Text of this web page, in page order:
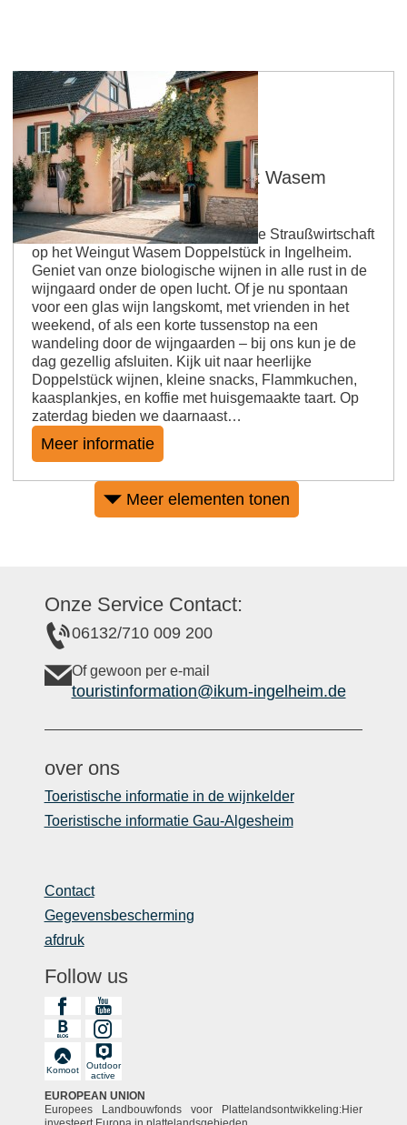
Ingelheim
Straußwirtschaft im Weingut Wasem
Doppelstück
Vanaf mei openen we opnieuw onze Straußwirtschaft
op het Weingut Wasem Doppelstück in Ingelheim.
Geniet van onze biologische wijnen in alle rust in de
wijngaard onder de open lucht. Of je nu spontaan
voor een glas wijn langskomt, met vrienden in het
weekend, of als een korte tussenstop na een
wandeling door de wijngaarden – bij ons kun je de
dag gezellig afsluiten. Kijk uit naar heerlijke
Doppelstück wijnen, kleine snacks, Flammkuchen,
kaasplankjes, en koffie met huisgemaakte taart. Op
zaterdag bieden we daarnaast…
Meer informatie
Meer elementen tonen
Onze Service Contact:
06132/710 009 200
Of gewoon per e-mail
touristinformation@ikum-ingelheim.de
over ons
Toeristische informatie in de wijnkelder
Toeristische informatie Gau-Algesheim
Contact
Gegevensbescherming
afdruk
Follow us
Komoot
Outdoor
active
EUROPEAN UNION
Europees Landbouwfonds voor Plattelandsontwikkeling:Hier